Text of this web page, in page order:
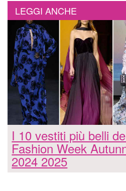
LEGGI ANCHE
I 10 vestiti più belli
Fashion Week
2024 2025